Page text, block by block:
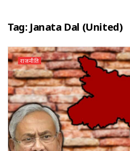
Tag: Janata Dal (United)
राजनीति